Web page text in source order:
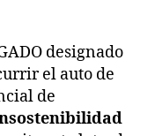
designado
el auto de
de